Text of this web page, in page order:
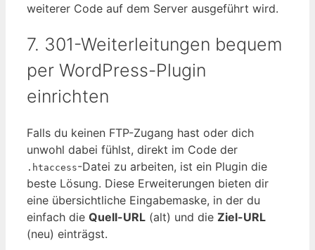
weiterer Code auf dem Server ausgeführt wird.
7. 301-Weiterleitungen bequem
per WordPress-Plugin
einrichten
Falls du keinen FTP-Zugang hast oder dich
unwohl dabei fühlst, direkt im Code der
.htaccess-Datei zu arbeiten, ist ein Plugin die
beste Lösung. Diese Erweiterungen bieten dir
eine übersichtliche Eingabemaske, in der du
einfach die Quell-URL (alt) und die Ziel-URL
(neu) einträgst.